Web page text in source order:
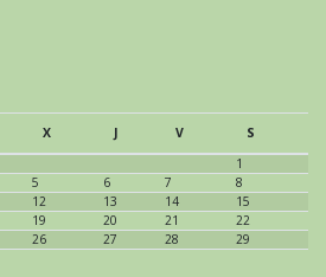
X J V
S
1
5 6 7
8
12 13 14
15
19 20 21
22
26 27 28
29